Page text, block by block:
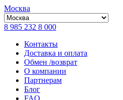
Москва
8 985 232 8 000
Контакты
Доставка и оплата
Обмен /возврат
О компании
Партнерам
Блог
FAQ